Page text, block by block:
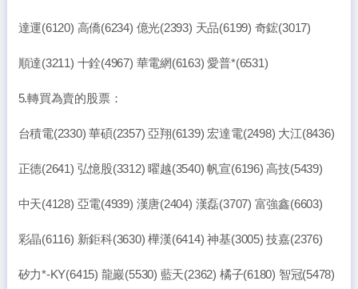
達運(6120) 高僑(6234) 億光(2393) 天品(6199) 奇鋐(3017)
順達(3211) 十銓(4967) 華電網(6163) 愛普*(6531)
5.轉買為賣的股票：
台積電(2330) 華碩(2357) 亞翔(6139) 宏達電(2498) 大江(8436)
正德(2641) 弘憶股(3312) 曜越(3540) 帆宣(6196) 高技(5439)
中天(4128) 亞電(4939) 漢唐(2404) 漢磊(3707) 富強鑫(6603)
彩晶(6116) 新鉅科(3630) 樺漢(6414) 神基(3005) 技嘉(2376)
矽力*-KY(6415) 龍巖(5530) 藍天(2362) 橘子(6180) 智冠(5478)